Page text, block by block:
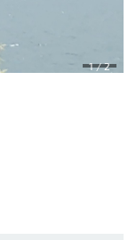
1/ 2